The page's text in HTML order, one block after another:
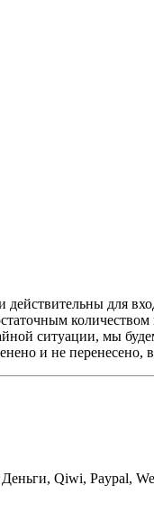
для
количеством
ситуации, мы
и не перенесено,
Qiwi, Paypal,